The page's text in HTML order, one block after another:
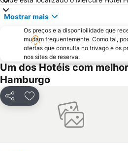
Deichstraße
Hamburger Straße Metro Station
Barclaycard Arena
Wandsbek
Finkenwerder
Der
Hellas
Hanse Viertel
Prefeitura de Hamburgo
Lübecker Straße Metro Station
Mostrar mais
Os preços e a disponibilidade que
mudam frequentemente. Como tal,
ofertas que consulta no trivago e os
nos sites de reserva.
Um dos Hotéis com
Hamburgo
PartilharAdicionar aos favoritos